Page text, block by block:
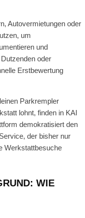
Autovermietungen oder
um
und
oder
Erstbewertung
Parkrempler
lohnt, finden in KAI
demokratisiert den
der bisher nur
Werkstattbesuche
WIE